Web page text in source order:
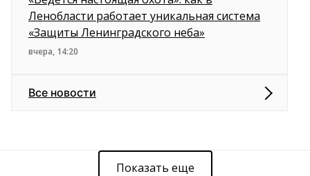
Ленобласти работает уникальная система
«Защиты Ленинградского неба»
вчера, 14:20
Все новости
Показать еще